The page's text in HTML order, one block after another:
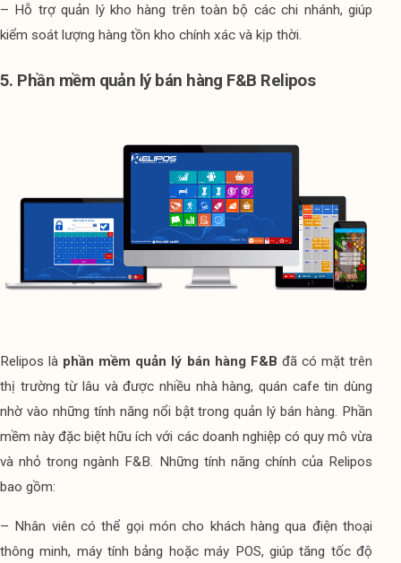
– Hỗ trợ quản lý kho hàng trên toàn bộ các chi nhánh, giúp
kiểm soát lượng hàng tồn kho chính xác và kịp thời.
5. Phần mềm quản lý bán hàng F&B Relipos
Relipos là phần mềm quản lý bán hàng F&B đã có mặt trên
thị trường từ lâu và được nhiều nhà hàng, quán cafe tin dùng
nhờ vào những tính năng nổi bật trong quản lý bán hàng. Phần
mềm này đặc biệt hữu ích với các doanh nghiệp có quy mô vừa
và nhỏ trong ngành F&B. Những tính năng chính của Relipos
bao gồm:
– Nhân viên có thể gọi món cho khách hàng qua điện thoại
thông minh, máy tính bảng hoặc máy POS, giúp tăng tốc độ